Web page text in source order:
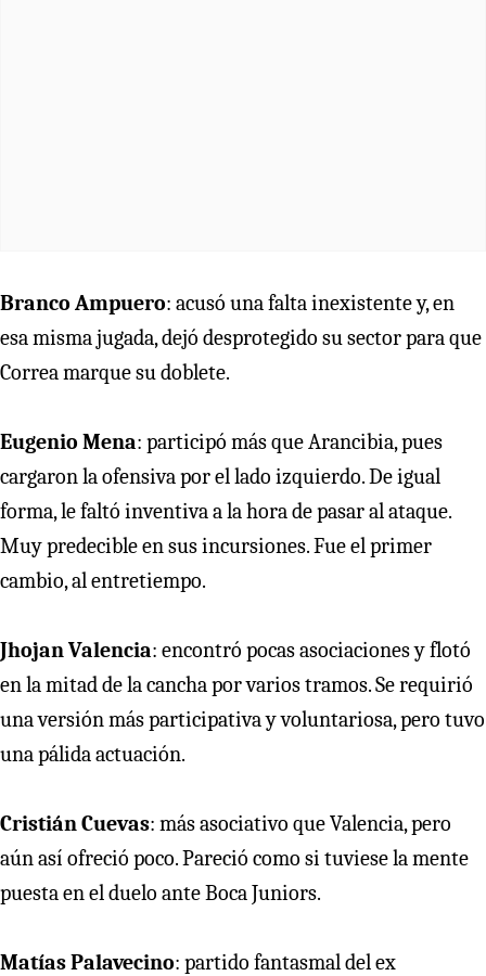
Branco Ampuero: acusó una falta inexistente y, en
esa misma jugada, dejó desprotegido su sector para que
Correa marque su doblete.
Eugenio Mena: participó más que Arancibia, pues
cargaron la ofensiva por el lado izquierdo. De igual
forma, le faltó inventiva a la hora de pasar al ataque.
Muy predecible en sus incursiones. Fue el primer
cambio, al entretiempo.
Jhojan Valencia: encontró pocas asociaciones y flotó
en la mitad de la cancha por varios tramos. Se requirió
una versión más participativa y voluntariosa, pero tuvo
una pálida actuación.
Cristián Cuevas: más asociativo que Valencia, pero
aún así ofreció poco. Pareció como si tuviese la mente
puesta en el duelo ante Boca Juniors.
Matías Palavecino: partido fantasmal del ex